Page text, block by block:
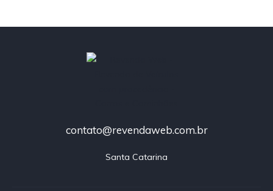
contato@revendaweb.com.br
Santa Catarina